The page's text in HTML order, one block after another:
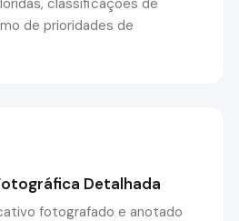
classificações de
de prioridades de
Detalhada
fotografado e anotado